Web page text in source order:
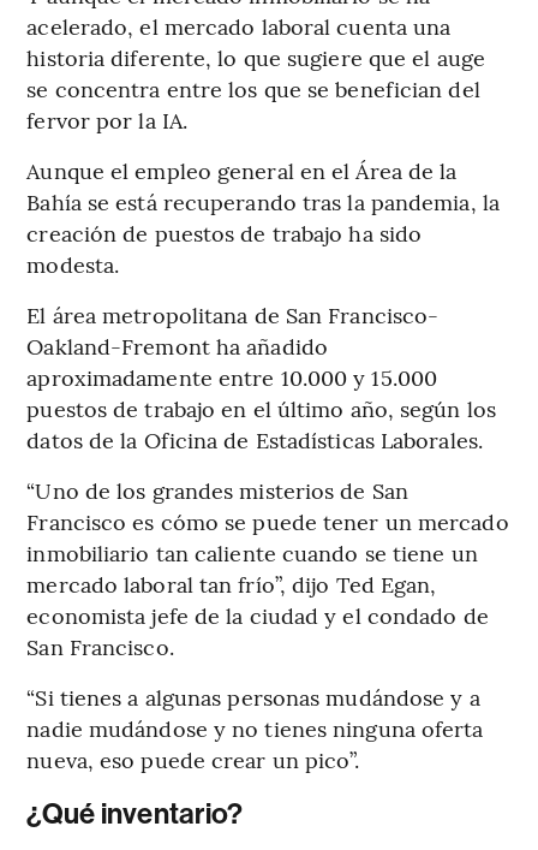
acelerado, el mercado laboral cuenta una
historia diferente, lo que sugiere que el auge
se concentra entre los que se benefician del
fervor por la IA.
Aunque el empleo general en el Área de la
Bahía se está recuperando tras la pandemia, la
creación de puestos de trabajo ha sido
modesta.
El área metropolitana de San Francisco-
Oakland-Fremont ha añadido
aproximadamente entre 10.000 y 15.000
puestos de trabajo en el último año, según los
datos de la Oficina de Estadísticas Laborales.
“Uno de los grandes misterios de San
Francisco es cómo se puede tener un mercado
inmobiliario tan caliente cuando se tiene un
mercado laboral tan frío”, dijo Ted Egan,
economista jefe de la ciudad y el condado de
San Francisco.
“Si tienes a algunas personas mudándose y a
nadie mudándose y no tienes ninguna oferta
nueva, eso puede crear un pico”.
¿Qué inventario?